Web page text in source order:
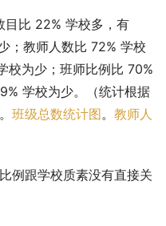
比 22% 学校多，有
；教师人数比 72% 学校
校为少；班师比例比 70%
学校为少。（统计根据
班级总数统计图。 教师人
例跟学校质素没有直接关